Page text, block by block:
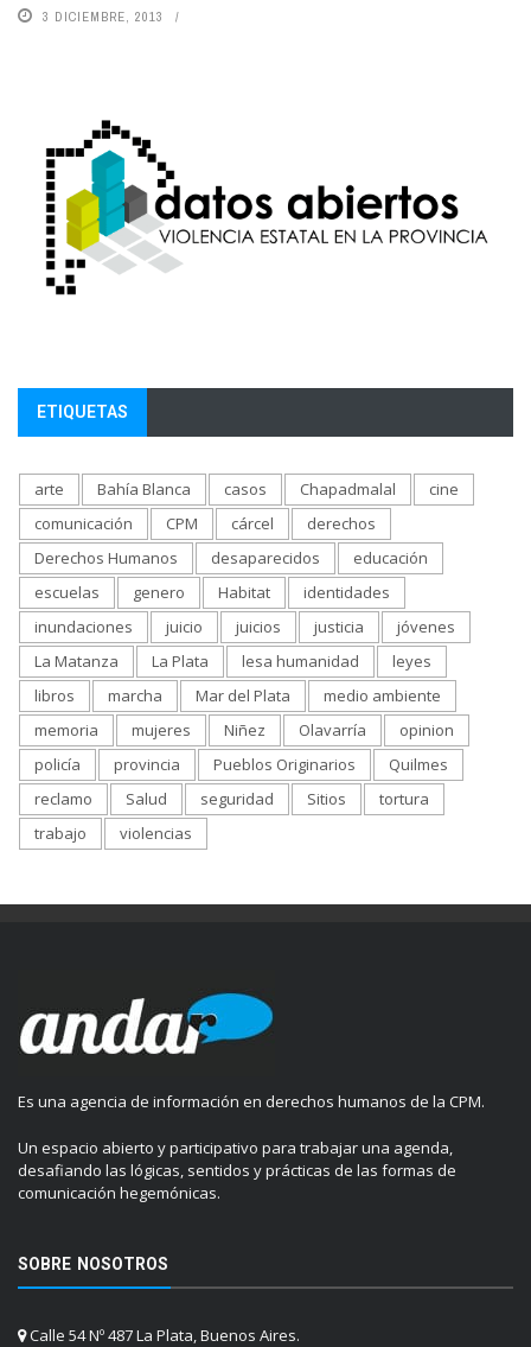
3 DICIEMBRE, 2013
ETIQUETAS
arte Bahía Blanca casos Chapadmalal
cine
comunicación
CPM cárcel
derechos
Derechos Humanos
desaparecidos
educación
escuelas
genero Habitat
identidades
inundaciones
juicio juicios justicia
jóvenes
La Matanza
La Plata lesa humanidad
leyes
libros
marcha Mar del Plata
medio ambiente
memoria
mujeres Niñez Olavarría
opinion
policía
provincia Pueblos Originarios
Quilmes
reclamo
Salud seguridad Sitios
tortura
trabajo
violencias
Es una agencia de información en derechos humanos de la CPM.
Un espacio abierto y participativo para trabajar una agenda,
desafiando las lógicas, sentidos y prácticas de las formas de
comunicación hegemónicas.
SOBRE NOSOTROS
Calle 54 Nº 487 La Plata, Buenos Aires.